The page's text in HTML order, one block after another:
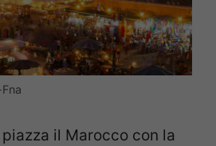
il Marocco con la